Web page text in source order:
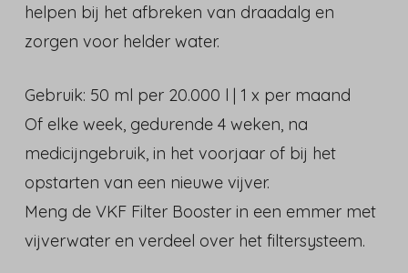
helpen bij het afbreken van draadalg en
zorgen voor helder water.
Gebruik: 50 ml per 20.000 l | 1 x per maand
Of elke week, gedurende 4 weken, na
medicijngebruik, in het voorjaar of bij het
opstarten van een nieuwe vijver.
Meng de VKF Filter Booster in een emmer met
vijverwater en verdeel over het filtersysteem.